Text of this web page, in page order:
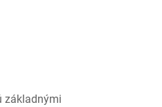
základnými